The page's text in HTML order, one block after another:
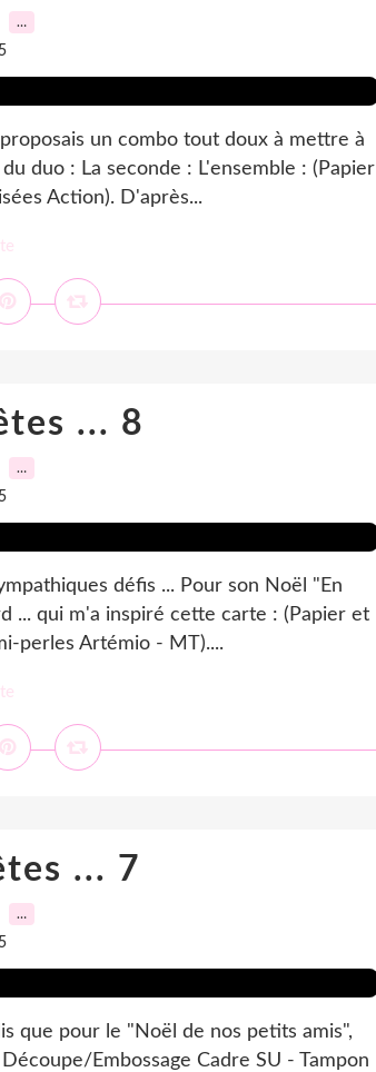
…
un combo tout doux à mettre à
duo : La seconde : L'ensemble : (Papier
Action). D'après...
... 8
…
défis ... Pour son Noël "En
... qui m'a inspiré cette carte : (Papier et
perles Artémio - MT)....
... 7
…
que pour le "Noël de nos petits amis",
Embossage Cadre SU - Tampon